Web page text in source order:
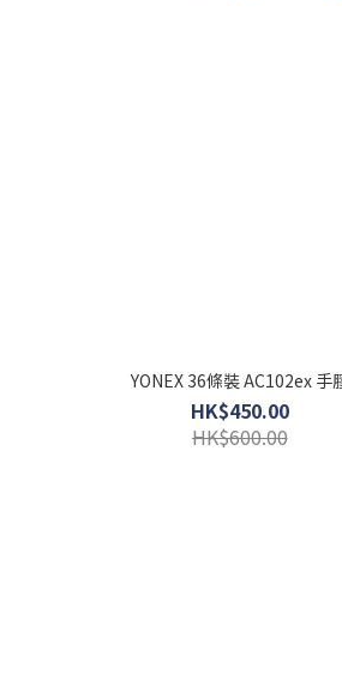
YONEX 36條裝 AC102ex 手
HK$450.00
HK$600.00